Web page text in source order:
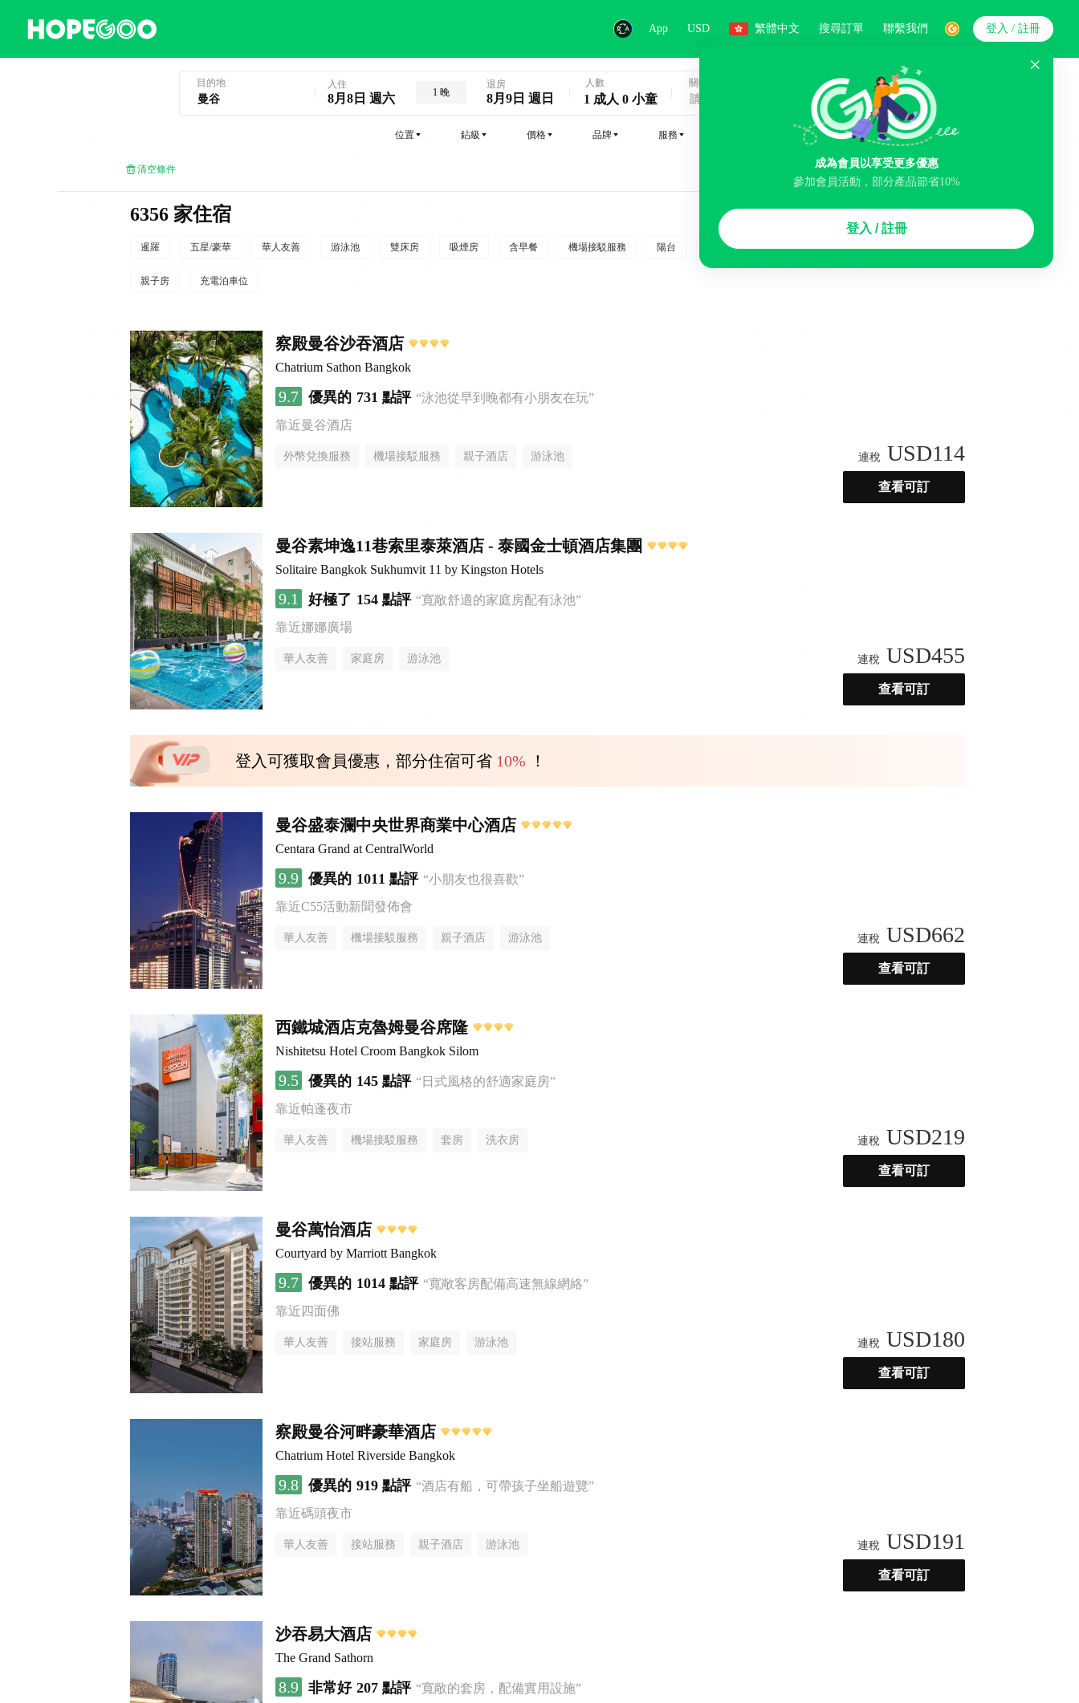
App USD 繁體中文 搜尋訂單 聯繫我們
成為會員以享受更多優惠
參加會員活動，部分產品節省10%
登入 / 註冊
登入 / 註冊
目的地 入住
8月8日 週六 1 晚
退房
8月9日 週日
人數
1 成人 0 小童
關鍵字
搜索
位置 鉆級 價格 品牌 服務
清空條件
6356 家住宿
暹羅 五星/豪華 華人友善 游泳池 雙床房 吸煙房 含早餐 機場接駁服務 陽台 行李寄存服務 免費取消 民宿 泊車場
親子房 充電泊車位
察殿曼谷沙吞酒店
Chatrium Sathon Bangkok
9.7 優異的 731 點評 “泳池從早到晚都有小朋友在玩”
靠近曼谷酒店
外幣兌換服務 機場接駁服務 親子酒店 游泳池 連稅 USD114
查看可訂
曼谷素坤逸11巷索里泰萊酒店 - 泰國金士頓酒店集團
Solitaire Bangkok Sukhumvit 11 by Kingston Hotels
9.1 好極了 154 點評 “寬敞舒適的家庭房配有泳池”
靠近娜娜廣場
華人友善 家庭房 游泳池 連稅 USD455
查看可訂
登入可獲取會員優惠，部分住宿可省 10% ！
曼谷盛泰瀾中央世界商業中心酒店
Centara Grand at CentralWorld
9.9 優異的 1011 點評 “小朋友也很喜歡”
靠近C55活動新聞發佈會
華人友善 機場接駁服務 親子酒店 游泳池 連稅 USD662
查看可訂
西鐵城酒店克魯姆曼谷席隆
Nishitetsu Hotel Croom Bangkok Silom
9.5 優異的 145 點評 “日式風格的舒適家庭房”
靠近帕蓬夜市
華人友善 機場接駁服務 套房 洗衣房 連稅 USD219
查看可訂
曼谷萬怡酒店
Courtyard by Marriott Bangkok
9.7 優異的 1014 點評 “寬敞客房配備高速無線網絡”
靠近四面佛
華人友善 接站服務 家庭房 游泳池 連稅 USD180
查看可訂
察殿曼谷河畔豪華酒店
Chatrium Hotel Riverside Bangkok
9.8 優異的 919 點評 “酒店有船，可帶孩子坐船遊覽”
靠近碼頭夜市
華人友善 接站服務 親子酒店 游泳池 連稅 USD191
查看可訂
沙吞易大酒店
The Grand Sathorn
8.9 非常好 207 點評 “寬敞的套房，配備實用設施”